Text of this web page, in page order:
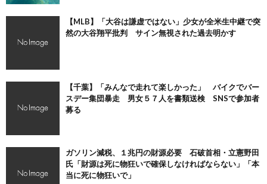
【MLB】「大谷は謙虚ではない」少女が全米生中継で突
然の大谷翔平批判 サイン無視された過去明かす
【千葉】「みんなで走れて楽しかった」 バイクでバー
スデー集団暴走 男女５７人を書類送検 SNSで参加者
募る
ガソリン減税、１兆円の財源必要 石破首相・立憲野田
氏「財源は死に物狂いで確保しなければならない」「本
当に死に物狂いで」